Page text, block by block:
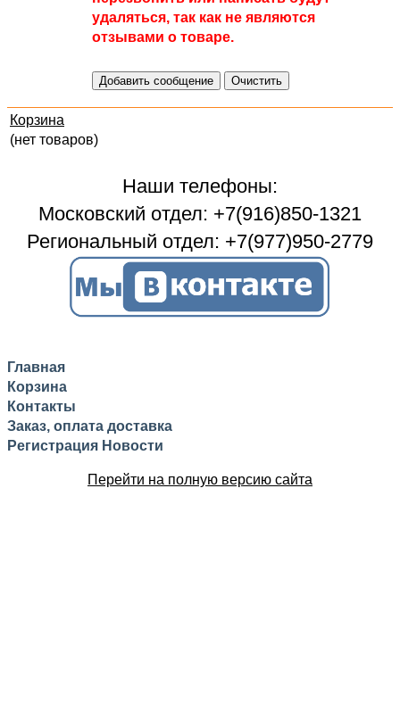
удаляться, так как не являются
отзывами о товаре.
Корзина
(нет товаров)
Наши телефоны:
Московский отдел: +7(916)850-1321
Региональный отдел: +7(977)950-2779
Главная
Корзина
Контакты
Заказ, оплата доставка
Регистрация Новости
Перейти на полную версию сайта